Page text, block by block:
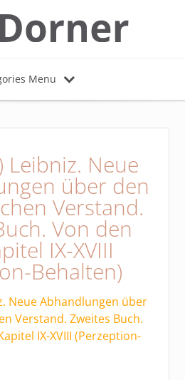
Menu
Leibniz. Neue
über den
Verstand.
Von den
IX-XVIII
Behalten)
Neue Abhandlungen über
Verstand. Zweites Buch.
IX-XVIII (Perzeption-